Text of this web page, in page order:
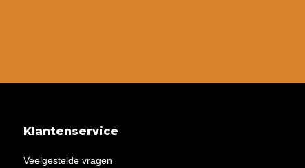
Klantenservice
Veelgestelde vragen